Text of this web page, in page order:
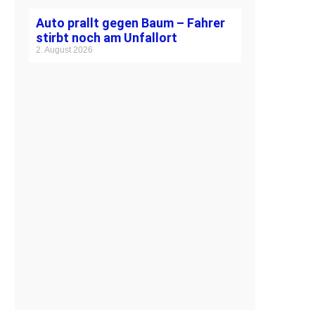
Auto prallt gegen Baum – Fahrer
stirbt noch am Unfallort
2. August 2026